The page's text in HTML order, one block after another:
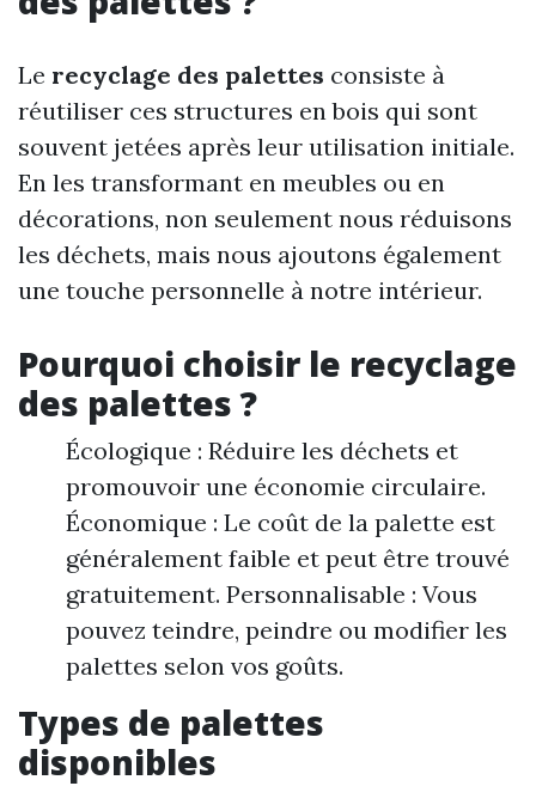
Le recyclage des palettes consiste à
réutiliser ces structures en bois qui sont
souvent jetées après leur utilisation initiale.
En les transformant en meubles ou en
décorations, non seulement nous réduisons
les déchets, mais nous ajoutons également
une touche personnelle à notre intérieur.
Pourquoi choisir le recyclage
des palettes ?
Écologique : Réduire les déchets et
promouvoir une économie circulaire.
Économique : Le coût de la palette est
généralement faible et peut être trouvé
gratuitement. Personnalisable : Vous
pouvez teindre, peindre ou modifier les
palettes selon vos goûts.
Types de palettes
disponibles